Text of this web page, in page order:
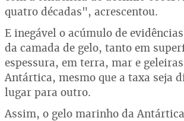
quatro décadas", acrescentou.
E inegável o acúmulo de
da camada de gelo, tanto em
espessura, em terra, mar e
Antártica, mesmo que a taxa seja
lugar para outro.
Assim, o gelo marinho da